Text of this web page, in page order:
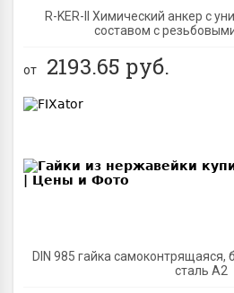
R-KER-II Химический анкер с
составом с
от 2193.65 руб.
DIN 985 гайка
сталь A2